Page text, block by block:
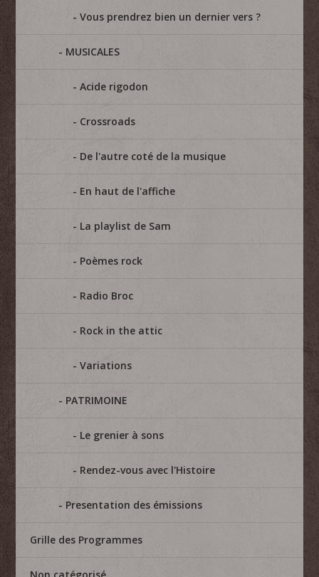
Vous prendrez bien un dernier vers ?
MUSICALES
Acide rigodon
Crossroads
De l'autre coté de la musique
En haut de l'affiche
La playlist de Sam
Poèmes rock
Radio Broc
Rock in the attic
Variations
PATRIMOINE
Le grenier à sons
Rendez-vous avec l'Histoire
Presentation des émissions
Grille des Programmes